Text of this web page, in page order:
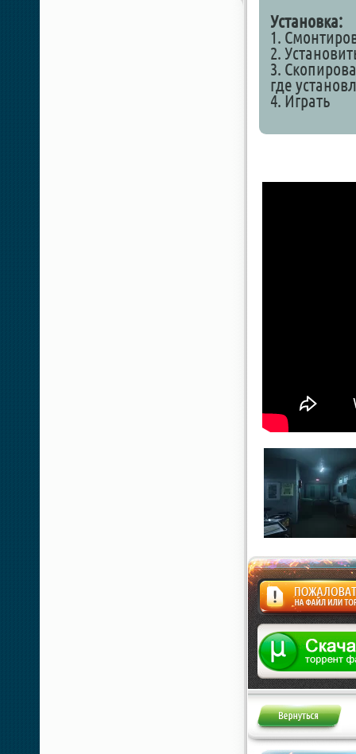
Установка:
1.
2.
3.
где
4. Играть
Жалоба